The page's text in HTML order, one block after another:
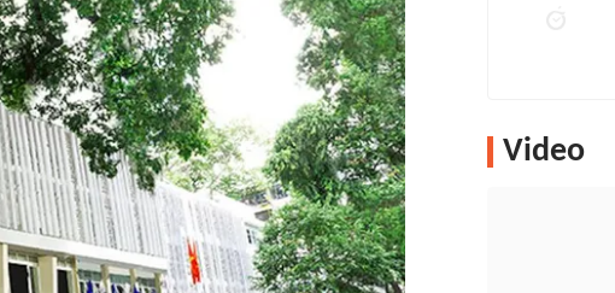
Video